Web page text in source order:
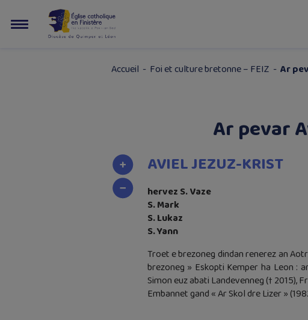
Accueil - Foi et culture bretonne – FEIZ - Ar
Ar pevar
AVIEL JEZUZ-KRIST
hervez S. Vaze
S. Mark
S. Lukaz
S. Yann
Troet e brezoneg dindan renerez an
brezoneg » Eskopti Kemper ha Leon :
Simon euz abati Landevenneg († 2015),
Embannet gand « Ar Skol dre Lizer »